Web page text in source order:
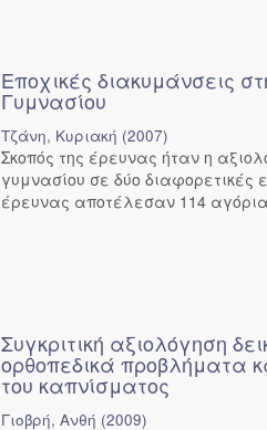
Εποχικές διακυμάνσεις
Γυμνασίου
Τζάνη, Κυριακή (2007)
Σκοπός της έρευνας ήταν η
γυμνασίου σε δύο διαφορετικές
έρευνας αποτέλεσαν 114 αγόρια
Συγκριτική αξιολόγηση
ορθοπεδικά προβλήματα
του καπνίσματος
Γιοβρή, Ανθή (2009)